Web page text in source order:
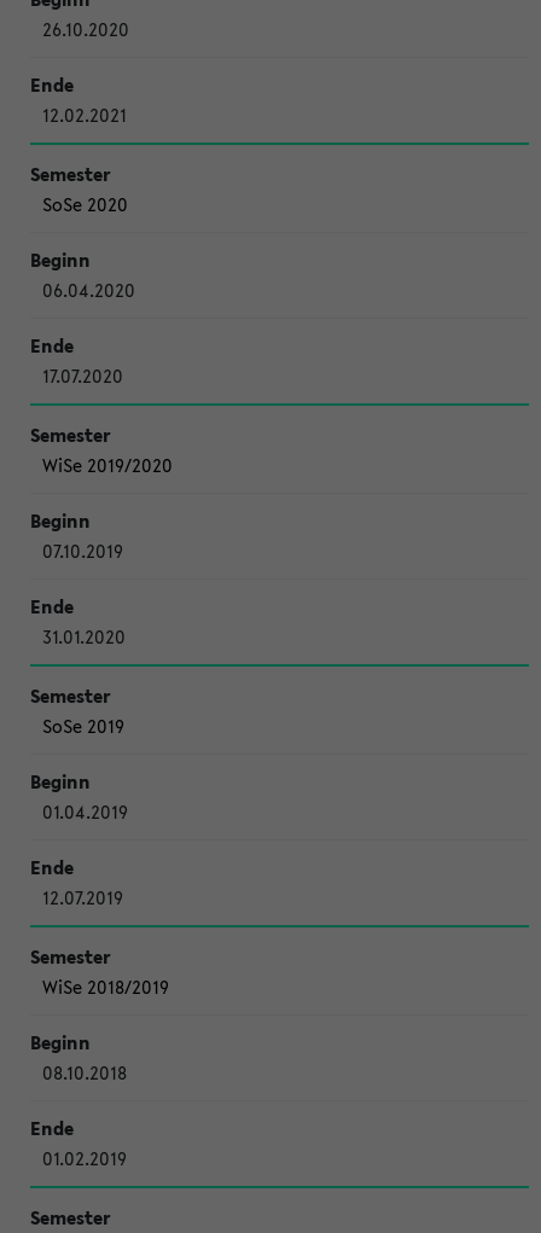
26.10.2020
12.02.2021
SoSe 2020
06.04.2020
17.07.2020
WiSe 2019/2020
07.10.2019
31.01.2020
SoSe 2019
01.04.2019
12.07.2019
WiSe 2018/2019
08.10.2018
01.02.2019